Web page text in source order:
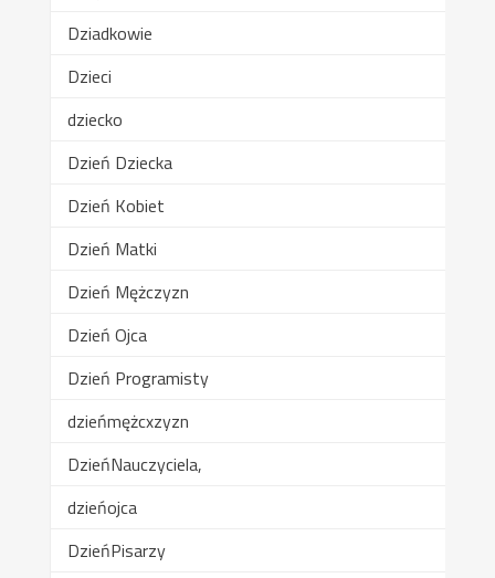
Dziadkowie
Dzieci
dziecko
Dzień Dziecka
Dzień Kobiet
Dzień Matki
Dzień Mężczyzn
Dzień Ojca
Dzień Programisty
dzieńmężcxzyzn
DzieńNauczyciela,
dzieńojca
DzieńPisarzy